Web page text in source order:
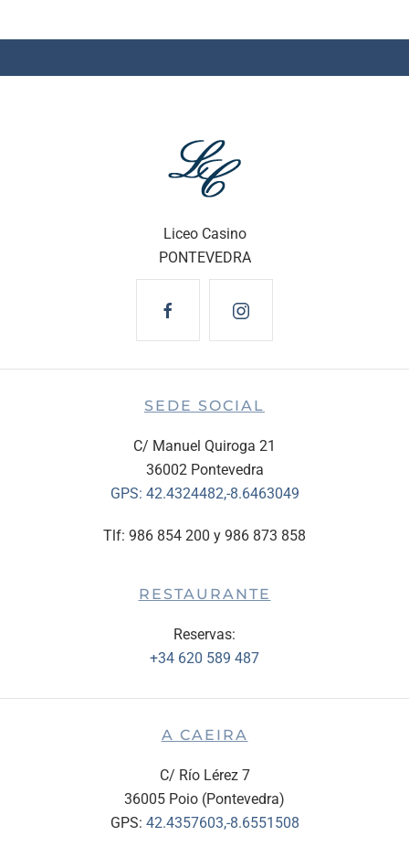
Liceo Casino
PONTEVEDRA
SEDE SOCIAL
C/ Manuel Quiroga 21
36002 Pontevedra
GPS: 42.4324482,-8.6463049
Tlf: 986 854 200 y 986 873 858
RESTAURANTE
Reservas:
+34 620 589 487
A CAEIRA
C/ Río Lérez 7
36005 Poio (Pontevedra)
GPS: 42.4357603,-8.6551508